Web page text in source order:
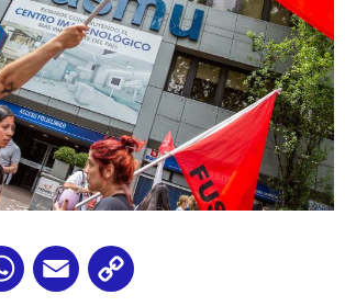
WhatsApp
Email